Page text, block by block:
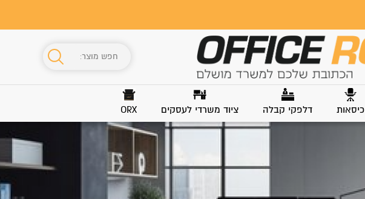
כיסאות דלפקי קבלה ציוד משרדי לעסקים ORX